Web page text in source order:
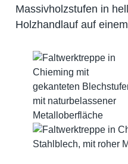
Massivholzstufen in
Holzhandlauf auf